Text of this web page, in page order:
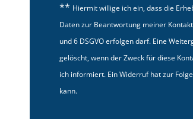
** Hiermit willige ich ein, dass die
Daten zur Beantwortung meiner
und 6 DSGVO erfolgen darf. Eine
gelöscht, wenn der Zweck für diese
ich informiert. Ein Widerruf hat zur
kann.